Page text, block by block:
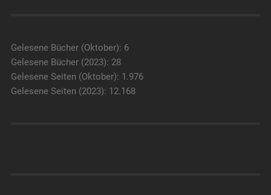
Gelesene Bücher (Oktober): 6
Gelesene Bücher (2023): 28
Gelesene Seiten (Oktober): 1.976
Gelesene Seiten (2023): 12.168